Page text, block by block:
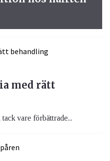
med rätt
vare förbättrade...